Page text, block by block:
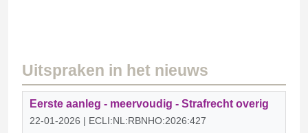
Uitspraken in het nieuws
Eerste aanleg - meervoudig - Strafrecht overig
22-01-2026 | ECLI:NL:RBNHO:2026:427